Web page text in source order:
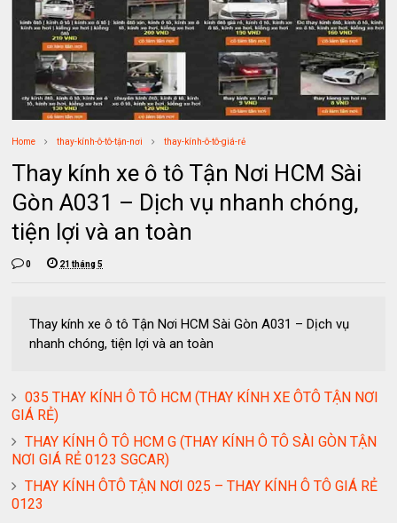
Home thay-kính-ô-tô-tận-nơi thay-kính-ô-tô-giá-rẻ
Thay kính xe ô tô Tận Nơi HCM Sài
Gòn A031 – Dịch vụ nhanh chóng,
tiện lợi và an toàn
0 21 tháng 5
Thay kính xe ô tô Tận Nơi HCM Sài Gòn A031 – Dịch vụ
nhanh chóng, tiện lợi và an toàn
035 THAY KÍNH Ô TÔ HCM (THAY KÍNH XE ÔTÔ TẬN NƠI
GIÁ RẺ)
THAY KÍNH Ô TÔ HCM G (THAY KÍNH Ô TÔ SÀI GÒN TẬN
NƠI GIÁ RẺ 0123 SGCAR)
THAY KÍNH ÔTÔ TẬN NƠI 025 – THAY KÍNH Ô TÔ GIÁ RẺ
0123